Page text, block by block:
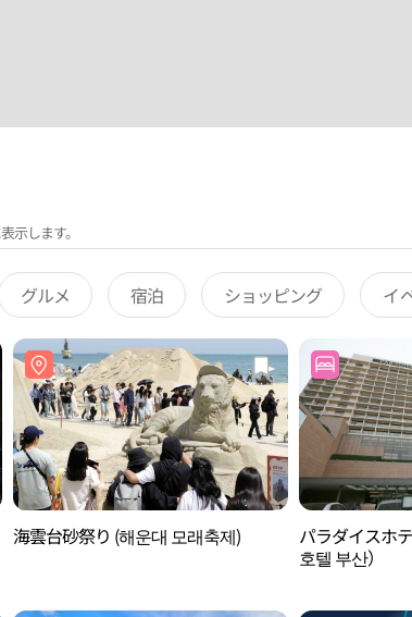
示します。
グルメ 宿泊 ショッピング イ
海雲台砂祭り (해운대 모래축제)
パラダイスホ
호텔 부산）